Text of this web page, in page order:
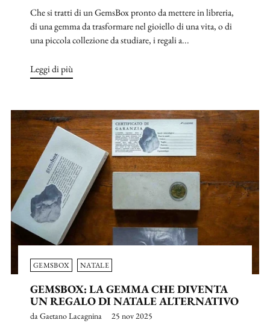
Che si tratti di un GemsBox pronto da mettere in libreria,
di una gemma da trasformare nel gioiello di una vita, o di
una piccola collezione da studiare, i regali a...
Leggi di più
GEMSBOX NATALE
GEMSBOX: LA GEMMA CHE DIVENTA
UN REGALO DI NATALE ALTERNATIVO
da Gaetano Lacagnina 25 nov 2025